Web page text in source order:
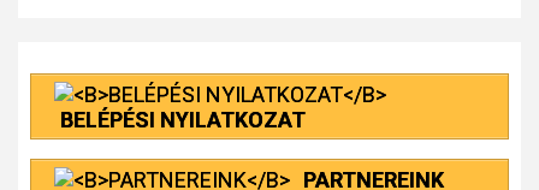
BELÉPÉSI NYILATKOZAT
PARTNEREINK